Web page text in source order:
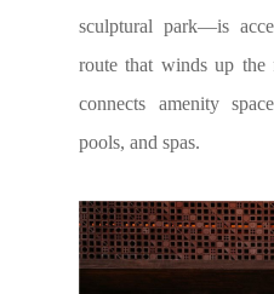
sculptural park—is
route that winds up the
connects amenity
pools, and spas.